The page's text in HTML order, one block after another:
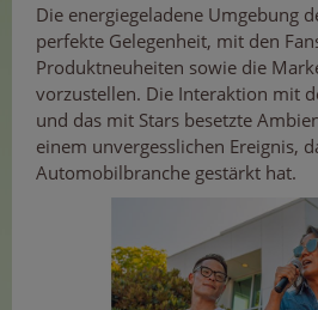
Die energiegeladene Umgebung
perfekte Gelegenheit, mit den
Produktneuheiten sowie die
vorzustellen. Die Interaktion mit
und das mit Stars besetzte
einem unvergesslichen Ereignis,
Automobilbranche gestärkt hat.